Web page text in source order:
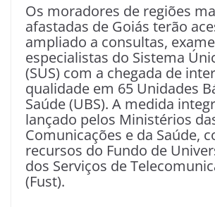
Os moradores de regiões
afastadas de Goiás terão
ampliado a consultas,
especialistas do Sistema
(SUS) com a chegada de
qualidade em 65 Unidades
Saúde (UBS). A medida
lançado pelos Ministérios
Comunicações e da Saúde,
recursos do Fundo de
dos Serviços de
(Fust).